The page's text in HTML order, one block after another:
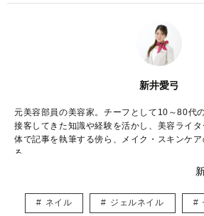
新井愛弓
元美容部員の美容家。チーフとして10～80代
接客してきた知識や経験を活かし、美容ライ
体で記事を執筆する傍ら、メイク・スキンケ
る。
日本化粧品検定1級・特級コスメコンシェルジ
ザー・スキンケアカウンセラー
ネイル ジェルネイル